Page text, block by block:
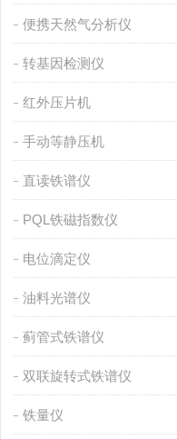
便携天然气分析仪
转基因检测仪
红外压片机
手动等静压机
直读铁谱仪
PQL铁磁指数仪
电位滴定仪
油料光谱仪
蓟管式铁谱仪
双联旋转式铁谱仪
铁量仪